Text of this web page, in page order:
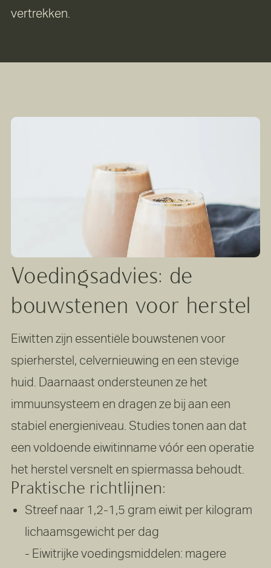
vertrekken.
Voedingsadvies: de
bouwstenen voor herstel
Eiwitten zijn essentiële bouwstenen voor
spierherstel, celvernieuwing en een stevige
huid. Daarnaast ondersteunen ze het
immuunsysteem en dragen ze bij aan een
stabiel energieniveau. Studies tonen aan dat
een voldoende eiwitinname vóór een operatie
het herstel versnelt en spiermassa behoudt.
Praktische richtlijnen:
Streef naar 1,2-1,5 gram eiwit per kilogram
lichaamsgewicht per dag
- Eiwitrijke voedingsmiddelen: magere